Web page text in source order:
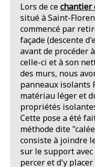
Lors de cechantier
situé à Saint-
commencé par
façade (descente
avant de procéder
celle-ci et à son
des murs, nous
panneaux isolants
matériau léger et
propriétés
Cette pose a été
méthode dite
consiste à joindre
sur le support
percer et d'y